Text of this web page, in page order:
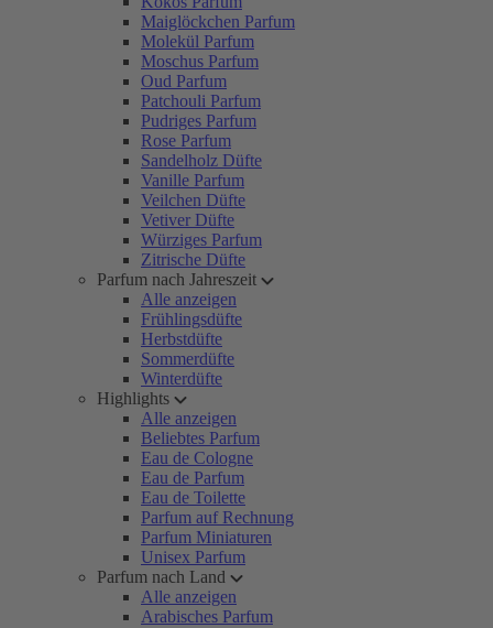
Maiglöckchen Parfum
Molekül Parfum
Moschus Parfum
Oud Parfum
Patchouli Parfum
Pudriges Parfum
Rose Parfum
Sandelholz Düfte
Vanille Parfum
Veilchen Düfte
Vetiver Düfte
Würziges Parfum
Zitrische Düfte
Parfum nach Jahreszeit
Alle anzeigen
Frühlingsdüfte
Herbstdüfte
Sommerdüfte
Winterdüfte
Highlights
Alle anzeigen
Beliebtes Parfum
Eau de Cologne
Eau de Parfum
Eau de Toilette
Parfum auf Rechnung
Parfum Miniaturen
Unisex Parfum
Parfum nach Land
Alle anzeigen
Arabisches Parfum